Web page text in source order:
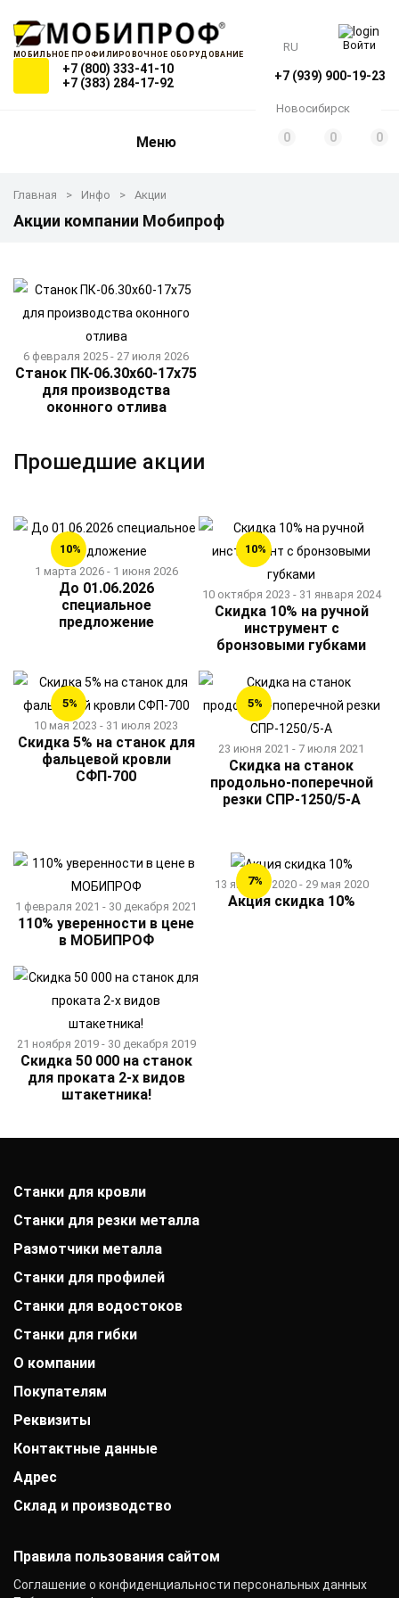
МОБИЛЬНОЕ ПРОФИЛИРОВОЧНОЕ ОБОРУДОВАНИЕ
+7 (800) 333-41-10
+7 (383) 284-17-92
+7 (939) 900-19-23
RU Войти
Новосибирск
Меню 0 0 0
Главная Инфо Акции
Акции компании Мобипроф
6 февраля 2025 - 27 июля 2026
Станок ПК-06.30х60-17x75
для производства
оконного отлива
Прошедшие акции
10%
1 марта 2026 - 1 июня 2026
До 01.06.2026
специальное
предложение
10%
10 октября 2023 - 31 января 2024
Скидка 10% на ручной
инструмент с
бронзовыми губками
5%
10 мая 2023 - 31 июля 2023
Скидка 5% на станок для
фальцевой кровли
СФП-700
5%
23 июня 2021 - 7 июля 2021
Скидка на станок
продольно-поперечной
резки СПР-1250/5-А
1 февраля 2021 - 30 декабря 2021
110% уверенности в цене
в МОБИПРОФ
7%
13 января 2020 - 29 мая 2020
Акция скидка 10%
21 ноября 2019 - 30 декабря 2019
Скидка 50 000 на станок
для проката 2-х видов
штакетника!
Станки для кровли
Станки для резки металла
Размотчики металла
Станки для профилей
Станки для водостоков
Станки для гибки
О компании
История компании
Выставки
Заказчики
Вакансии
Контакты
Покупателям
Оплата
Гарантии
Акции
Статьи
Реквизиты
АО «Райффайзенбанк»
Р/с: 40702810000000001118
К/с: 30101810200000000700
ОКПО: 40276717
Контактные данные
+7 (800) 333-41-10
info@mobiprof.ru
Пн.-Пт.: с 9:00 до 17:00
Адрес
Новосибирск, улица Твардовского, 3к4
Склад и производство
Правила пользования сайтом
Соглашение о конфиденциальности персональных данных